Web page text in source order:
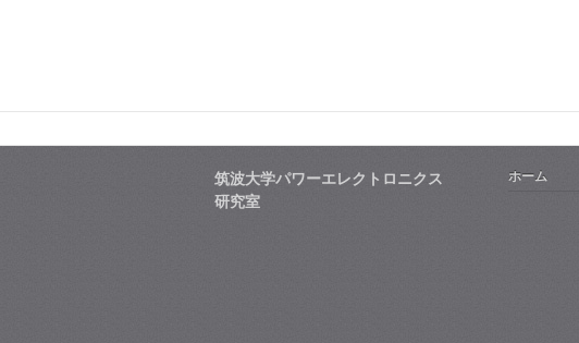
筑波大学パワーエレクトロニクス
研究室
ホーム